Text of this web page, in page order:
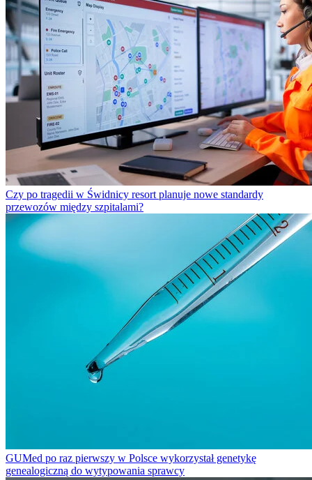
Czy po tragedii w Świdnicy resort planuje nowe standardy
przewozów między szpitalami?
GUMed po raz pierwszy w Polsce wykorzystał genetykę
genealogiczną do wytypowania sprawcy